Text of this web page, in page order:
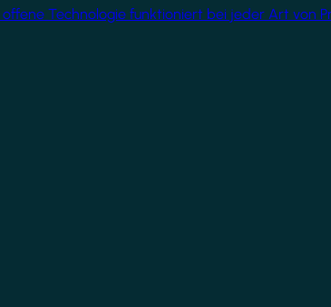
Technologie funktioniert bei jeder Art von